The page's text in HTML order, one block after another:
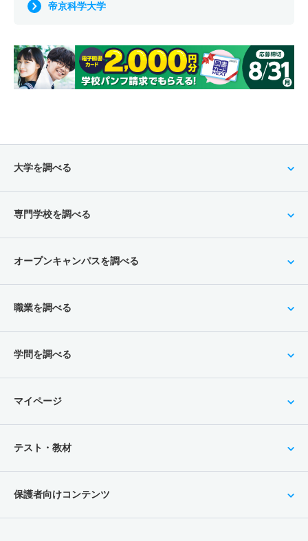
帝京科学大学
大学を調べる
専門学校を調べる
オープンキャンパスを調べる
職業を調べる
学問を調べる
マイページ
テスト・教材
保護者向けコンテンツ